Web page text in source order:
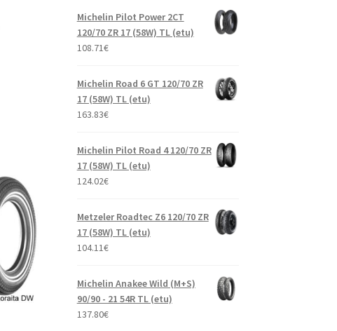
Michelin Pilot Power 2CT
120/70 ZR 17 (58W) TL (etu)
108.71€
Michelin Road 6 GT 120/70 ZR
17 (58W) TL (etu)
163.83€
Michelin Pilot Road 4 120/70 ZR
17 (58W) TL (etu)
124.02€
Metzeler Roadtec Z6 120/70 ZR
17 (58W) TL (etu)
104.11€
Michelin Anakee Wild (M+S)
90/90 - 21 54R TL (etu)
137.80€